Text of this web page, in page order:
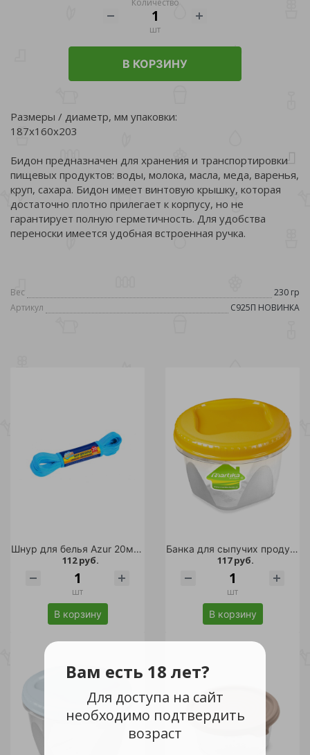
Вам есть 18 лет?
Для доступа на сайт
необходимо подтвердить
возраст
Количество
шт
В КОРЗИНУ
Размеры / диаметр, мм упаковки:
187x160x203
Бидон предназначен для хранения и транспортировки
пищевых продуктов: воды, молока, масла, меда, варенья,
круп, сахара. Бидон имеет винтовую крышку, которая
достаточно плотно прилегает к корпусу, но не
гарантирует полную герметичность. Для удобства
переноски имеется удобная встроенная ручка.
Вес
230 гр
Артикул
С925П НОВИНКА
Шнур для белья Azur 20м (полипропилен)
112 руб.
шт
В корзину
Банка для сыпучих продуктов Тондо 0,9л с завинчивающейся крышкой кремовая /
117 руб.
шт
В корзину